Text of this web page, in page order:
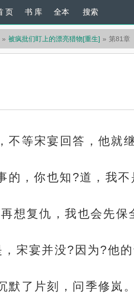
页 书 库 全本 搜索
被疯批们盯上的漂亮猎物[重生] 第81章
不等宋宴回答，他就
的，你也知?道，我不
想复仇，我也会先保
宋宴并没?因为?他
默了片刻，问季修岚。